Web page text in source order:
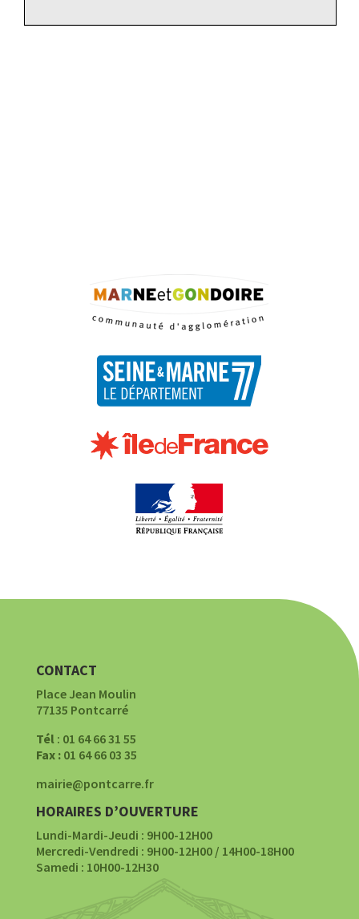
CONTACT
Place Jean Moulin
77135 Pontcarré
Tél : 01 64 66 31 55
Fax :01 64 66 03 35
mairie@pontcarre.fr
HORAIRES D’OUVERTURE
Lundi-Mardi-Jeudi : 9H00-12H00
Mercredi-Vendredi : 9H00-12H00 / 14H00-18H00
Samedi : 10H00-12H30